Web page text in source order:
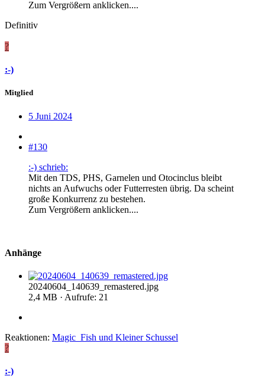
Zum Vergrößern anklicken....
Definitiv
?
:-)
Mitglied
5 Juni 2024
#130
:-) schrieb:
Mit den TDS, PHS, Garnelen und Otocinclus bleibt
nichts an Aufwuchs oder Futterresten übrig. Da scheint
große Konkurrenz zu bestehen.
Zum Vergrößern anklicken....
Anhänge
20240604_140639_remastered.jpg
2,4 MB · Aufrufe: 21
Reaktionen: Magic_Fish und Kleiner Schussel
?
:-)